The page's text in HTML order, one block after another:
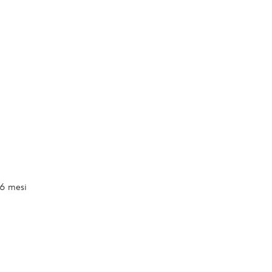
mesi